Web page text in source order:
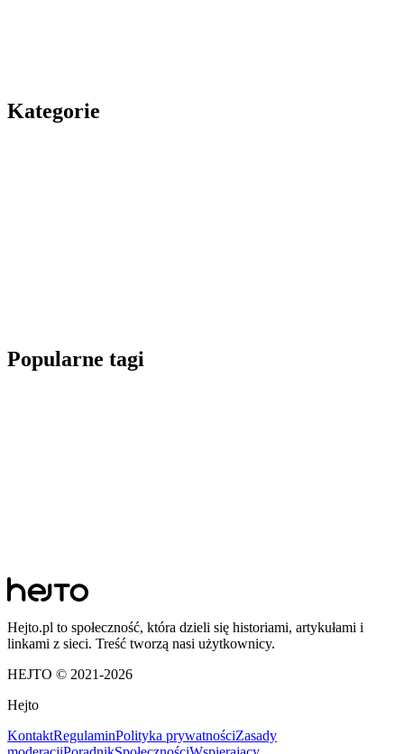
Kategorie
Popularne tagi
Hejto.pl to społeczność, która dzieli się historiami, artykułami i
linkami z sieci. Treść tworzą nasi użytkownicy.
HEJTO © 2021-2026
Hejto
KontaktRegulaminPolityka prywatnościZasady